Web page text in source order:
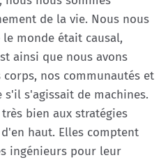
de la vie. Nous nous
monde était causal,
ainsi que nous avons
nos communautés et
s'il s'agissait de machines.
bien aux stratégies
haut. Elles comptent
ingénieurs pour leur